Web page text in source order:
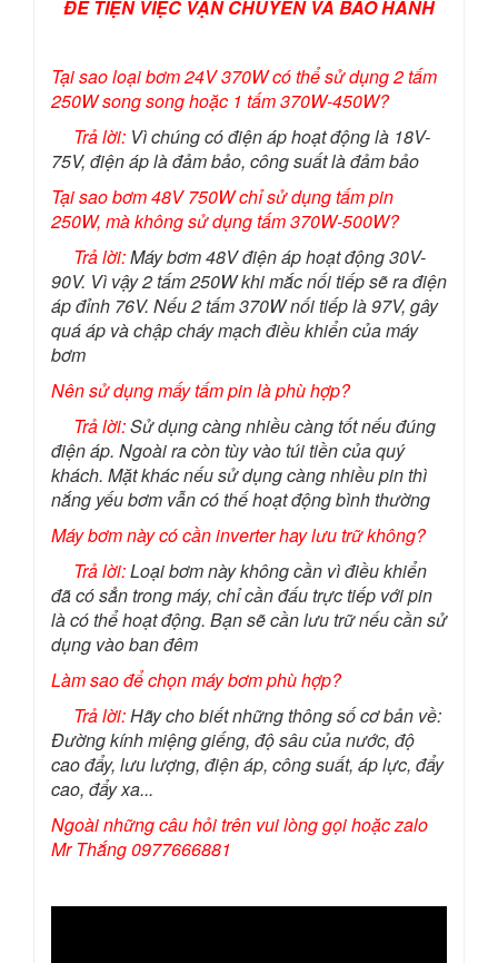
ĐỂ TIỆN VIỆC VẬN CHUYỂN VÀ BẢO HÀNH
Tại sao loại bơm 24V 370W có thể sử dụng 2 tấm
250W song song hoặc 1 tấm 370W-450W?
Trả lời: Vì chúng có điện áp hoạt động là 18V-
75V, điện áp là đảm bảo, công suất là đảm bảo
Tại sao bơm 48V 750W chỉ sử dụng tấm pin
250W, mà không sử dụng tấm 370W-500W?
Trả lời:Máy bơm 48V điện áp hoạt động 30V-
90V. Vì vậy 2 tấm 250W khi mắc nối tiếp sẽ ra điện
áp đỉnh 76V. Nếu 2 tấm 370W nối tiếp là 97V, gây
quá áp và chập cháy mạch điều khiển của máy
bơm
Nên sử dụng mấy tấm pin là phù hợp?
Trả lời:Sử dụng càng nhiều càng tốt nếu đúng
điện áp. Ngoài ra còn tùy vào túi tiền của quý
khách. Mặt khác nếu sử dụng càng nhiều pin thì
nắng yếu bơm vẫn có thế hoạt động bình thường
Máy bơm này có cần inverter hay lưu trữ không?
Trả lời:Loại bơm này không cần vì điều khiển
đã có sẳn trong máy, chỉ cần đấu trực tiếp với pin
là có thể hoạt động. Bạn sẽ cần lưu trữ nếu cần sử
dụng vào ban đêm
Làm sao để chọn máy bơm phù hợp?
Trả lời:Hãy cho biết những thông số cơ bản về:
Đường kính miệng giếng, độ sâu của nước, độ
cao đẩy, lưu lượng, điện áp, công suất, áp lực, đẩy
cao, đẩy xa...
Ngoài những câu hỏi trên vui lòng gọi hoặc zalo
Mr Thắng 0977666881